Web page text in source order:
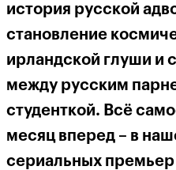
история русской
становление
ирландской глуши и
между русским
студенткой. Всё
месяц вперед – в
сериальных премьер